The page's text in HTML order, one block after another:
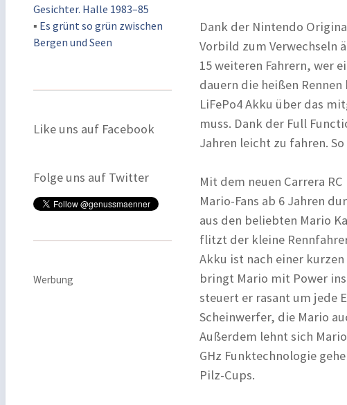
Gesichter. Halle 1983–85
▪ Es grünt so grün zwischen
Bergen und Seen
Like uns auf Facebook
Folge uns auf Twitter
Werbung
Dank der Nintendo
Vorbild zum Verwechseln
15 weiteren Fahrern, wer
dauern die heißen
LiFePo4 Akku über das
muss. Dank der Full
Jahren leicht zu fahren.
Mit dem neuen Carrera
Mario-Fans ab 6 Jahren
aus den beliebten Mario
flitzt der kleine
Akku ist nach einer
bringt Mario mit Power
steuert er rasant um jede
Scheinwerfer, die Mario
Außerdem lehnt sich
GHz Funktechnologie
Pilz-Cups.